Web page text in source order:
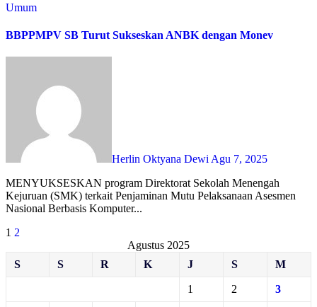
Umum
BBPPMPV SB Turut Sukseskan ANBK dengan Monev
Herlin Oktyana Dewi Agu 7, 2025
MENYUKSESKAN program Direktorat Sekolah Menengah
Kejuruan (SMK) terkait Penjaminan Mutu Pelaksanaan Asesmen
Nasional Berbasis Komputer...
Paginasi
1 2
Agustus 2025
S
S R K J S M
1 2 3